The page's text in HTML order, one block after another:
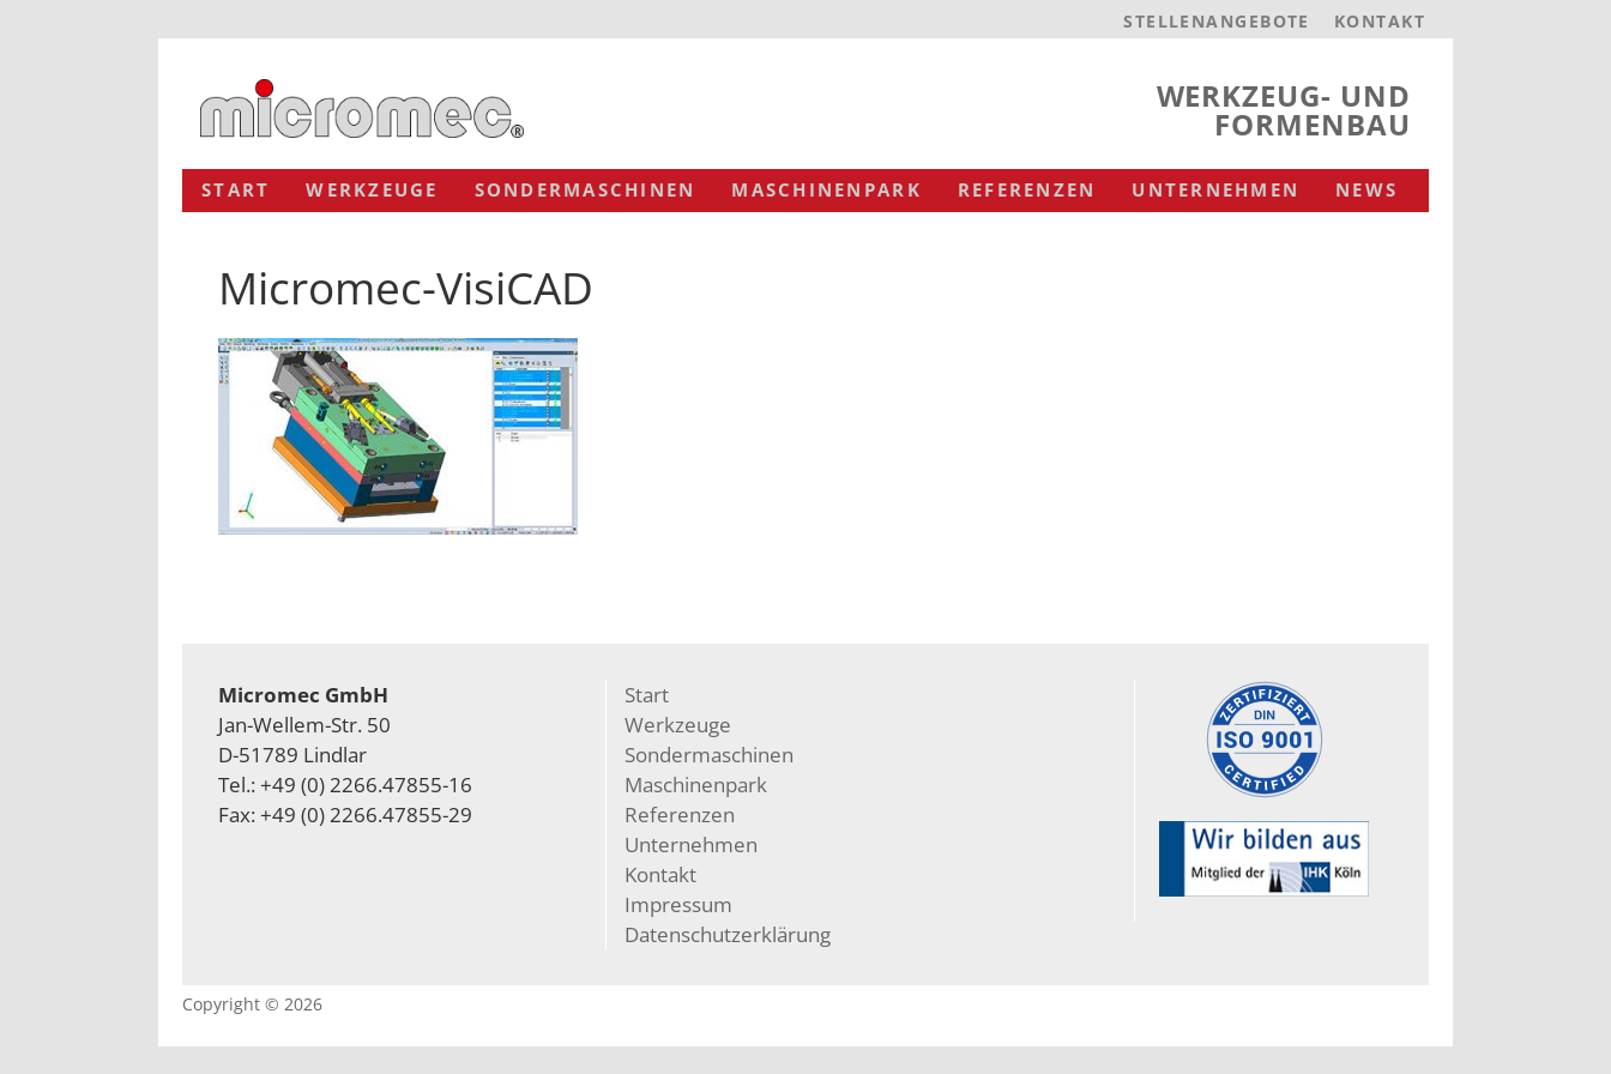
KONTAKT
STELLENANGEBOTE
WERKZEUG- UND
FORMENBAU
START WERKZEUGE SONDERMASCHINEN MASCHINENPARK REFERENZEN UNTERNEHMEN NEWS
Micromec-VisiCAD
Micromec GmbH
Jan-Wellem-Str. 50
D-51789 Lindlar
Tel.: +49 (0) 2266.47855-16
Fax: +49 (0) 2266.47855-29
Start
Werkzeuge
Sondermaschinen
Maschinenpark
Referenzen
Unternehmen
Kontakt
Impressum
Datenschutzerklärung
Copyright © 2026